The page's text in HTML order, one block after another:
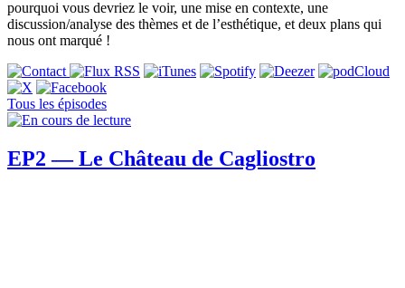
pourquoi vous devriez le voir, une mise en contexte, une
discussion/analyse des thèmes et de l’esthétique, et deux plans qui
nous ont marqué !
Tous les épisodes
EP2 — Le Château de Cagliostro